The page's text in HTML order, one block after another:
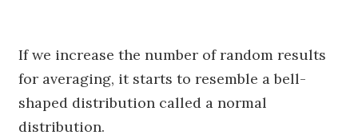
If we increase the number of random results
for averaging, it starts to resemble a bell-
shaped distribution called a normal
distribution.